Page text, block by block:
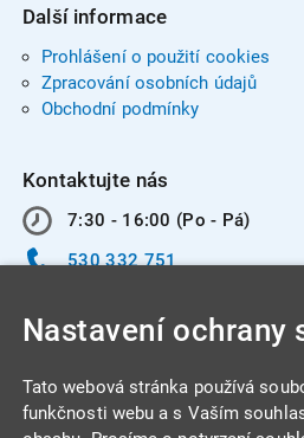
Další informace
Prohlášení o použití cookies
Zpracování osobních údajů
Obchodní podmínky
Kontaktujte nás
7:30 - 16:00 (Po - Pá)
530 332 751
Nastavení ochrany
Tato webová stránka používá
funkčnosti webu a s Vaším